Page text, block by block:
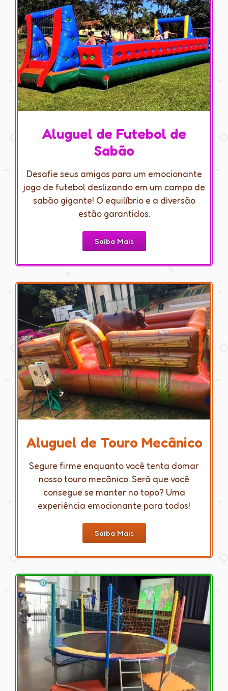
Aluguel de Futebol de
Sabão
Desafie seus amigos para um emocionante
jogo de futebol deslizando em um campo de
sabão gigante! O equilíbrio e a diversão
estão garantidos.
Saiba Mais
Aluguel de Touro Mecânico
Segure firme enquanto você tenta domar
nosso touro mecânico. Será que você
consegue se manter no topo? Uma
experiência emocionante para todos!
Saiba Mais